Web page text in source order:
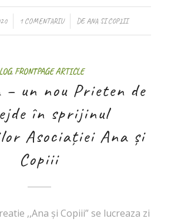
1 COMENTARIU
/ DEANA SI COPIII
, FRONTPAGE ARTICLE
– un nou Prieten de
în sprijinul
Asociației Ana și
Copiii
,,Ana și Copiii” se lucreaza zi